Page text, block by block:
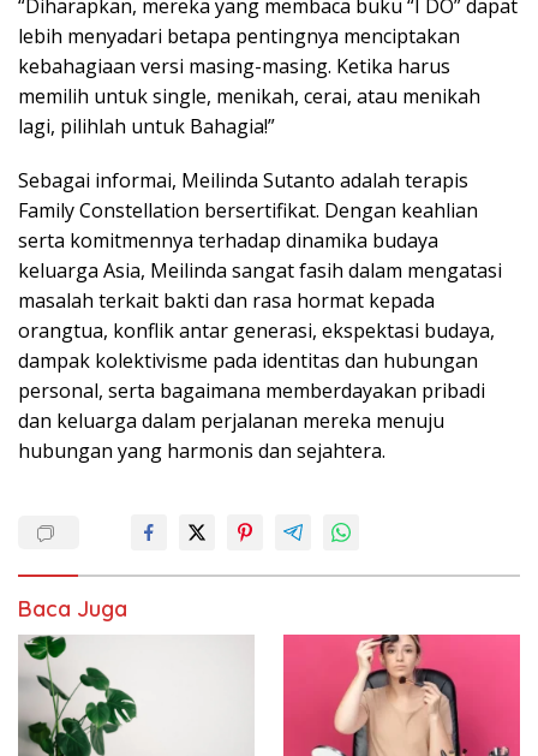
“Diharapkan, mereka yang membaca buku “I DO” dapat
lebih menyadari betapa pentingnya menciptakan
kebahagiaan versi masing-masing. Ketika harus
memilih untuk single, menikah, cerai, atau menikah
lagi, pilihlah untuk Bahagia!”
Sebagai informai, Meilinda Sutanto adalah terapis
Family Constellation bersertifikat. Dengan keahlian
serta komitmennya terhadap dinamika budaya
keluarga Asia, Meilinda sangat fasih dalam mengatasi
masalah terkait bakti dan rasa hormat kepada
orangtua, konflik antar generasi, ekspektasi budaya,
dampak kolektivisme pada identitas dan hubungan
personal, serta bagaimana memberdayakan pribadi
dan keluarga dalam perjalanan mereka menuju
hubungan yang harmonis dan sejahtera.
Baca Juga